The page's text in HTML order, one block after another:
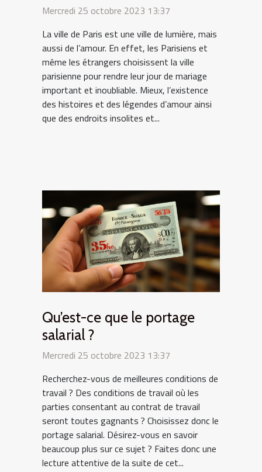
Mercredi 25 octobre 2023 13:37
La ville de Paris est une ville de lumière, mais
aussi de l’amour. En effet, les Parisiens et
même les étrangers choisissent la ville
parisienne pour rendre leur jour de mariage
important et inoubliable. Mieux, l’existence
des histoires et des légendes d’amour ainsi
que des endroits insolites et...
Qu’est-ce que le portage
salarial ?
Mercredi 25 octobre 2023 13:37
Recherchez-vous de meilleures conditions de
travail ? Des conditions de travail où les
parties consentant au contrat de travail
seront toutes gagnants ? Choisissez donc le
portage salarial. Désirez-vous en savoir
beaucoup plus sur ce sujet ? Faites donc une
lecture attentive de la suite de cet...